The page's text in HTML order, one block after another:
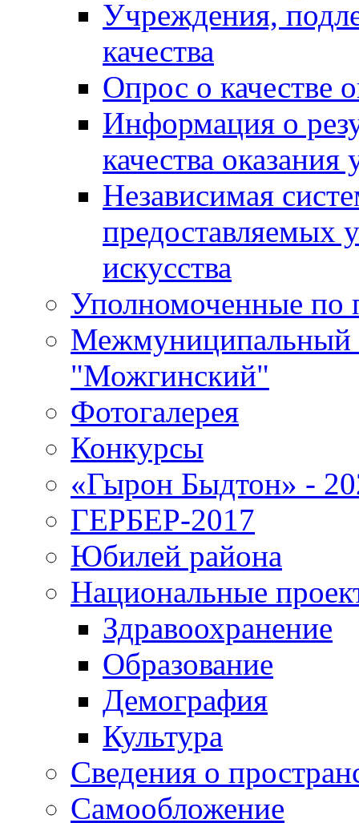
Учреждения,
качества
Опрос о качестве
Информация о
качества оказания
Независимая
предоставляемых
искусства
Уполномоченные по
Межмуниципальный
"Можгинский"
Фотогалерея
Конкурсы
«Гырон Быдтон» -
ГЕРБЕР-2017
Юбилей района
Национальные
Здравоохранение
Образование
Демография
Культура
Сведения о
Самообложение